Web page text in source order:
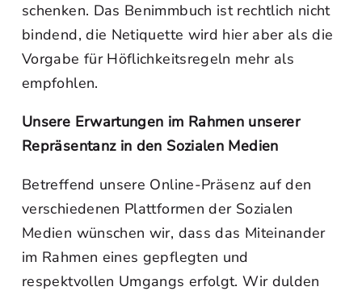
schenken. Das Benimmbuch ist rechtlich nicht
bindend, die Netiquette wird hier aber als die
Vorgabe für Höflichkeitsregeln mehr als
empfohlen.
Unsere Erwartungen im Rahmen unserer
Repräsentanz in den Sozialen Medien
Betreffend unsere Online-Präsenz auf den
verschiedenen Plattformen der Sozialen
Medien wünschen wir, dass das Miteinander
im Rahmen eines gepflegten und
respektvollen Umgangs erfolgt. Wir dulden